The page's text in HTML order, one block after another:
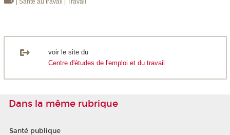
| Santé au travail | Travail
voir le site du
Centre d'études de l'emploi et du travail
Dans la même rubrique
Santé publique